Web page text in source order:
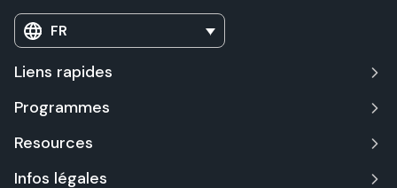
FR
Liens rapides
Programmes
Resources
Infos légales